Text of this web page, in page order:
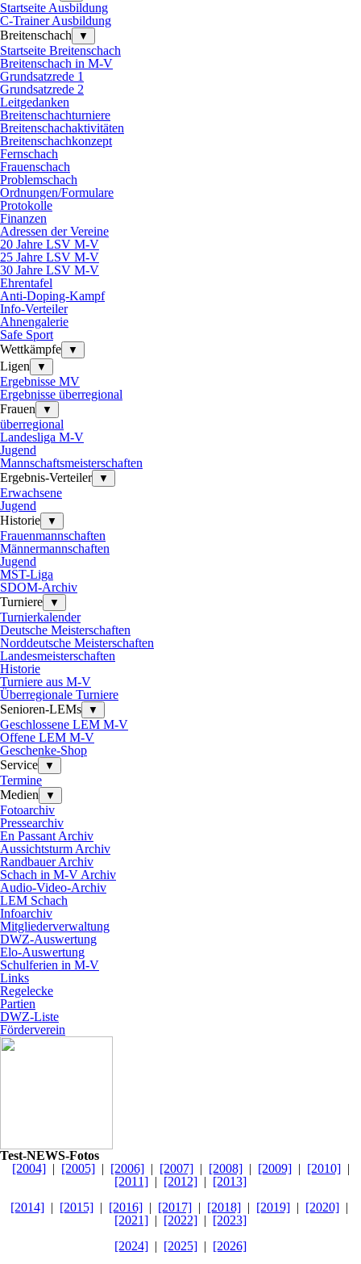
Startseite Ausbildung
C-Trainer Ausbildung
Breitenschach
▼
Startseite Breitenschach
Breitenschach in M-V
Grundsatzrede 1
Grundsatzrede 2
Leitgedanken
Breitenschachturniere
Breitenschachaktivitäten
Breitenschachkonzept
Fernschach
Frauenschach
Problemschach
Ordnungen/Formulare
Protokolle
Finanzen
Adressen der Vereine
20 Jahre LSV M-V
25 Jahre LSV M-V
30 Jahre LSV M-V
Ehrentafel
Anti-Doping-Kampf
Info-Verteiler
Ahnengalerie
Safe Sport
Wettkämpfe
▼
Ligen ▼
Ergebnisse MV
Ergebnisse überregional
Frauen
▼
überregional
Landesliga M-V
Jugend
Mannschaftsmeisterschaften
Ergebnis-Verteiler
▼
Erwachsene
Jugend
Historie
▼
Frauenmannschaften
Männermannschaften
Jugend
MST-Liga
SDOM-Archiv
Turniere
▼
Turnierkalender
Deutsche Meisterschaften
Norddeutsche Meisterschaften
Landesmeisterschaften
Historie
Turniere aus M-V
Überregionale Turniere
Senioren-LEMs
▼
Geschlossene LEM M-V
Offene LEM M-V
Geschenke-Shop
Service
▼
Termine
Medien
▼
Fotoarchiv
Pressearchiv
En Passant Archiv
Aussichtsturm Archiv
Randbauer Archiv
Schach in M-V Archiv
Audio-Video-Archiv
LEM Schach
Infoarchiv
Mitgliederverwaltung
DWZ-Auswertung
Elo-Auswertung
Schulferien in M-V
Links
Regelecke
Partien
DWZ-Liste
Förderverein
Test-NEWS-Fotos
[2004]| [2005]| [2006]| [2007]| [2008]| [2009]| [2010]|
[2011] | [2012] | [2013]
[2014]| [2015]| [2016]| [2017]| [2018]| [2019]| [2020]|
[2021] | [2022] | [2023]
[2024] | [2025] | [2026]